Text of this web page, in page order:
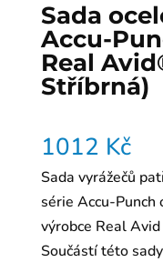
Sada
Accu-
Real
Stříbrná)
1012 Kč
Sada vyrážečů
série Accu-Punch
výrobce Real
Součástí této